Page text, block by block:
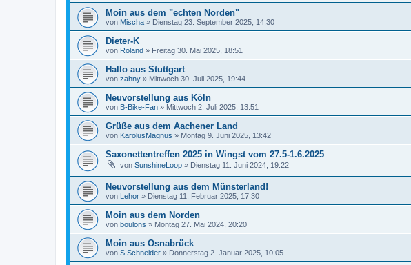
Moin aus dem "echten Norden"
von Mischa » Dienstag 23. September 2025, 14:30
Dieter-K
von Roland » Freitag 30. Mai 2025, 18:51
Hallo aus Stuttgart
von zahny » Mittwoch 30. Juli 2025, 19:44
Neuvorstellung aus Köln
von B-Bike-Fan » Mittwoch 2. Juli 2025, 13:51
Grüße aus dem Aachener Land
von KarolusMagnus » Montag 9. Juni 2025, 13:42
Saxonettentreffen 2025 in Wingst vom 27.5-1.6.2025
von SunshineLoop » Dienstag 11. Juni 2024, 19:22
Neuvorstellung aus dem Münsterland!
von Lehor » Dienstag 11. Februar 2025, 17:30
Moin aus dem Norden
von boulons » Montag 27. Mai 2024, 20:20
Moin aus Osnabrück
von S.Schneider » Donnerstag 2. Januar 2025, 10:05